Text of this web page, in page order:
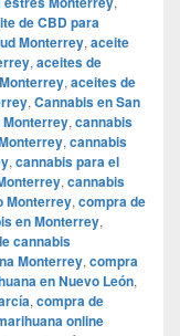
de CBD para
Monterrey, aceite
, aceites de
, aceites de
, Cannabis en San
, cannabis
, cannabis
, cannabis para el
, cannabis
Monterrey, compra de
en Monterrey,
cannabis
Monterrey, compra
en Nuevo León,
, compra de
online